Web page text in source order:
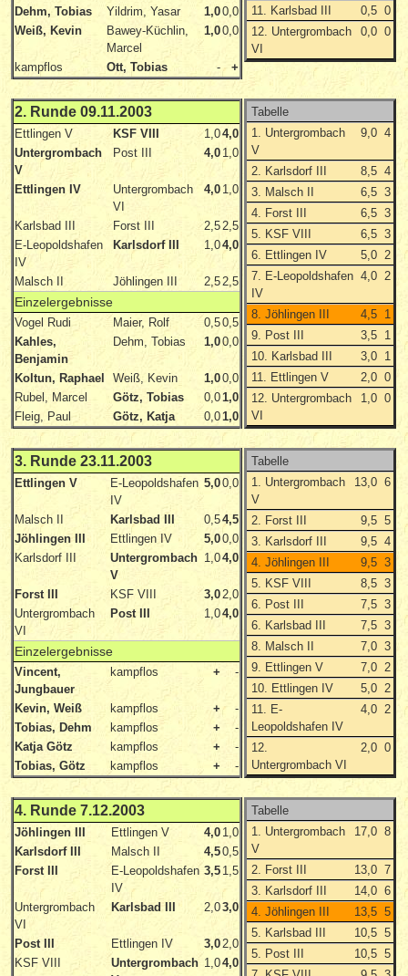
Dehm, Tobias Yildrim, Yasar 1,00,0
Weiß, Kevin
Bawey-Küchlin,
Marcel
1,00,0
kampflos Ott, Tobias - +
11. Karlsbad III
0,5 0
12. Untergrombach
VI
0,0 0
2. Runde 09.11.2003
Ettlingen V KSF VIII 1,04,0
Untergrombach
V
Post III 4,0 1,0
Ettlingen IV
Untergrombach
VI
4,0 1,0
Karlsbad III Forst III 2,5 2,5
E-Leopoldshafen
IV
Karlsdorf III 1,04,0
Malsch II Jöhlingen III 2,5 2,5
Einzelergebnisse
Vogel Rudi Maier, Rolf 0,50,5
Kahles,
Benjamin
Dehm, Tobias 1,00,0
Koltun, Raphael Weiß, Kevin 1,00,0
Rubel, Marcel
Götz, Tobias 0,0 1,0
Fleig, Paul
Götz, Katja 0,01,0
Tabelle
1. Untergrombach
V
9,0 4
2. Karlsdorf III 8,5 4
3. Malsch II
6,5 3
4. Forst III
6,5 3
5. KSF VIII
6,5 3
6. Ettlingen IV
5,0 2
7. E-Leopoldshafen
IV
4,0 2
8. Jöhlingen III 4,5 1
9. Post III
3,5 1
10. Karlsbad III
3,0 1
11. Ettlingen V
2,0 0
12. Untergrombach
VI
1,0 0
3. Runde 23.11.2003
Ettlingen V
E-Leopoldshafen
IV
5,00,0
Malsch II Karlsbad III 0,54,5
Jöhlingen III
Ettlingen IV 5,00,0
Karlsdorf III
Untergrombach
V
1,04,0
Forst III KSF VIII 3,0 2,0
Untergrombach
VI
Post III 1,04,0
Einzelergebnisse
Vincent,
Jungbauer
kampflos + -
Kevin, Weiß kampflos +
-
Tobias, Dehm
kampflos +
-
Katja Götz
kampflos +
-
Tobias, Götz
kampflos + -
Tabelle
1. Untergrombach
V
13,0 6
2. Forst III 9,5 5
3. Karlsdorf III
9,5 4
4. Jöhlingen III
9,5 3
5. KSF VIII
8,5 3
6. Post III
7,5 3
6. Karlsbad III
7,5 3
8. Malsch II
7,0 3
9. Ettlingen V
7,0 2
10. Ettlingen IV
5,0 2
11. E-
Leopoldshafen IV
4,0 2
12.
Untergrombach VI
2,0 0
4. Runde 7.12.2003
Jöhlingen III Ettlingen V 4,0 1,0
Karlsdorf III
Malsch II 4,50,5
Forst III
E-Leopoldshafen
IV
3,5 1,5
Untergrombach
VI
Karlsbad III 2,03,0
Post III Ettlingen IV 3,0 2,0
KSF VIII
Untergrombach 1,04,0
Tabelle
1. Untergrombach
V
17,0 8
2. Forst III 13,0 7
3. Karlsdorf III
14,0 6
4. Jöhlingen III
13,5 5
5. Karlsbad III
10,5 5
5. Post III
10,5 5